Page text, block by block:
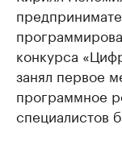
конкурса
занял первое
программное
специалистов